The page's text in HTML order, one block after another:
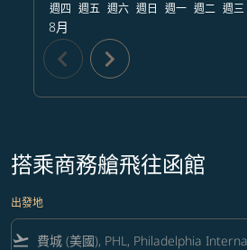
週四
8月
週五 週六 週日 週一 週二 週三
chevron_left chevron_right
搭乘商務艙飛往函館
出發地
flight_takeoff